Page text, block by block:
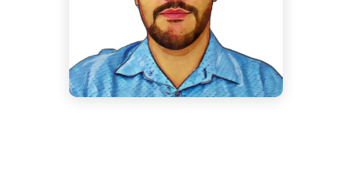
Software Engineer